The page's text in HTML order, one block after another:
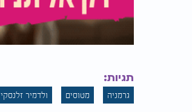
תגיות:
גרמניה מטוסים ולדמיר זלנסקי